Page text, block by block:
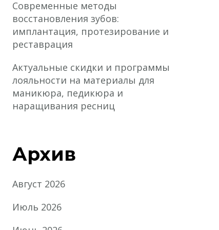
Современные методы
восстановления зубов:
имплантация, протезирование и
реставрация
Актуальные скидки и программы
лояльности на материалы для
маникюра, педикюра и
наращивания ресниц
Архив
Август 2026
Июль 2026